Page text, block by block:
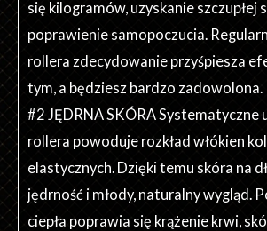
się kilogramów, uzyskanie szczupłej
poprawienie samopoczucia.
rollera zdecydowanie przyśpiesza
tym, a będziesz bardzo zadowolona.
#2 JĘDRNA SKÓRA Systematyczne
rollera powoduje rozkład włókien
elastycznych. Dzięki temu skóra na
jędrność i młody, naturalny wygląd.
ciepła poprawia się krążenie krwi,